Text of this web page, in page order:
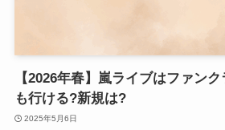
【2026年春】嵐ライブはファン
も行ける?新規は?
2025年5月6日